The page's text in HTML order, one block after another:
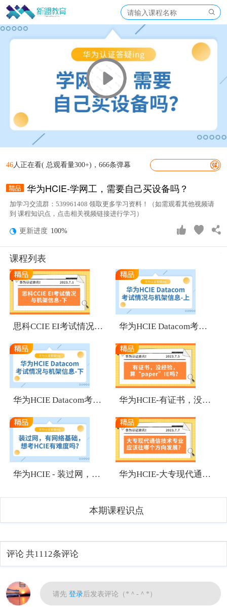
46人正在看( 总观看量300+)，666条弹幕
华为HCIE-学网工，需要自己买设备吗？
加学习交流群：539961408 领取更多学习资料！（如需观看其他视频请
到 课程知识点，点击相关视频链接进行学习）
更新进度 100%
课程列表
思科CCIE EI考试情况与机架信息-下 华为HCIE Datacom考试情况与机架信息-上
华为HCIE Datacom考试情况与机架信息-下 华为HCIE-有证书，没经验，算“paper”IE吗？
华为HCIE - 装过网，有网络基础，想考HCIE有难度吗？ 华为HCIE-大专现代通信技术专业应该往哪个方向发展？
本期课程识点
评论 共1112条评论
请先登录后发表评论（*＾-＾*）